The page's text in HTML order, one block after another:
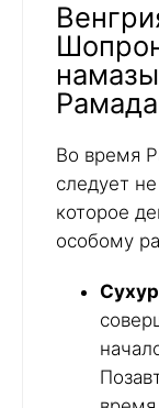
Во время
следует
которое
особому
Сухур